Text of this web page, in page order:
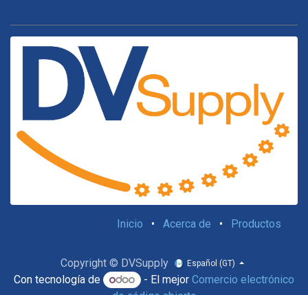
Inicio • Acerca de • Productos
Copyright © DVSupply Español (GT)
Con tecnología de - El mejor Comercio electrónico